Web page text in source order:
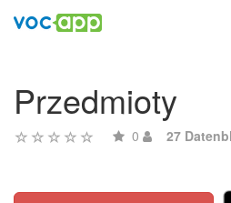
Przedmioty
0 27